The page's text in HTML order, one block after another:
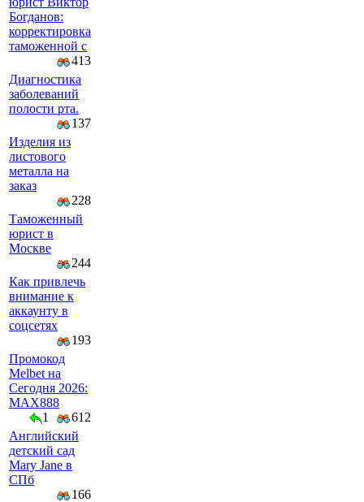
Богданов:
корректировка
таможенной с
413
Диагностика
заболеваний
полости рта.
137
Изделия из
листового
металла на
заказ
228
Таможенный
юрист в
Москве
244
Как привлечь
внимание к
аккаунту в
соцсетях
193
Промокод
Melbet на
Сегодня 2026:
MAX888
1
612
Английский
детский сад
Mary Jane в
СПб
166